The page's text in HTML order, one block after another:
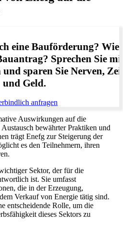
eine Bauförderung? Wie
Sprechen Sie
sparen Sie Nerven,
und Geld.
anfragen
Auswirkungen auf die
bewährter Praktiken und
trägt Enefg zur Steigerung der
es den Teilnehmern, ihren
Sektor, der für die
ist. Sie umfasst
die in der Erzeugung,
Verkauf von Energie tätig sind.
entscheidende Rolle, um die
dieses Sektors zu